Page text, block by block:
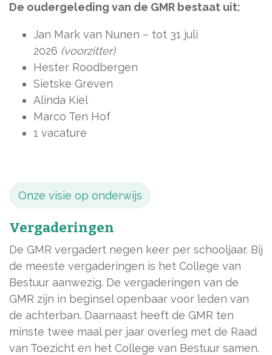
De oudergeleding van de GMR bestaat uit:
Jan Mark van Nunen – tot 31 juli
2026 (voorzitter)
Hester Roodbergen
Sietske Greven
Alinda Kiel
Marco Ten Hof
1 vacature
Onze visie op onderwijs
Vergaderingen
De GMR vergadert negen keer per schooljaar. Bij
de meeste vergaderingen is het College van
Bestuur aanwezig. De vergaderingen van de
GMR zijn in beginsel openbaar voor leden van
de achterban. Daarnaast heeft de GMR ten
minste twee maal per jaar overleg met de Raad
van Toezicht en het College van Bestuur samen.